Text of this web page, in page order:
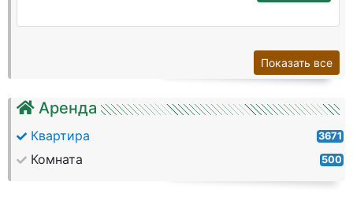
Аренда
Квартира 3671
Комната 500
Показать все